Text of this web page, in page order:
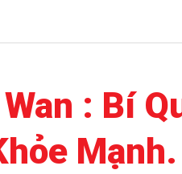
: Bí
Mạnh.